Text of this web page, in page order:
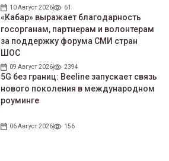
10 Август 2026 61
«Кабар» выражает благодарность
госорганам, партнерам и волонтерам
за поддержку форума СМИ стран
ШОС
09 Август 2026 2394
5G без границ: Beeline запускает связь
нового поколения в международном
роуминге
06 Август 2026 156